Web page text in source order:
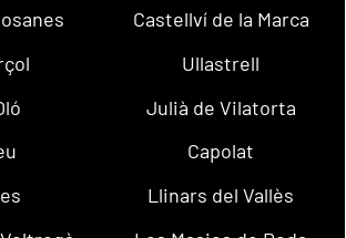
Castellví de la Marca
Ullastrell
Julià de Vilatorta
Capolat
Llinars del Vallès